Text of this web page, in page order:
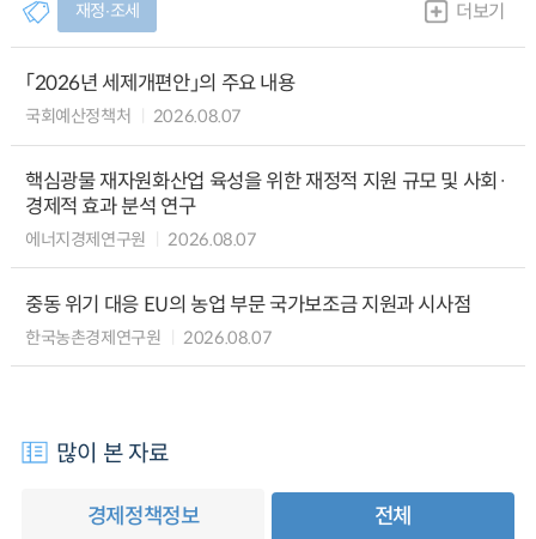
재정∙조세 더보기
「2026년 세제개편안」의 주요 내용
국회예산정책처 2026.08.07
핵심광물 재자원화산업 육성을 위한 재정적 지원 규모 및 사회·
경제적 효과 분석 연구
에너지경제연구원 2026.08.07
중동 위기 대응 EU의 농업 부문 국가보조금 지원과 시사점
한국농촌경제연구원 2026.08.07
많이 본 자료
경제정책정보 전체